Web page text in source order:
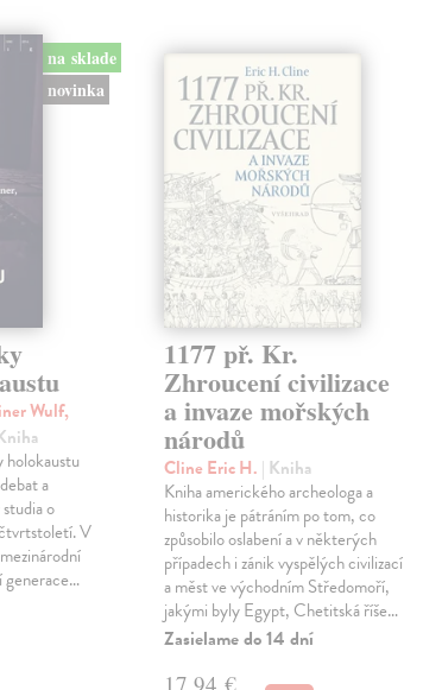
na sklade
novinka
Wulf,
a
o
V
generace…
1177 př. Kr.
Zhroucení civilizace
a invaze mořských
národů
Cline Eric H. | Kniha
Kniha amerického archeologa a
historika je pátráním po tom, co
způsobilo oslabení a v některých
případech i zánik vyspělých civilizací
a měst ve východním Středomoří,
jakými byly Egypt, Chetitská říše…
Zasielame do 14 dní
17,94 €